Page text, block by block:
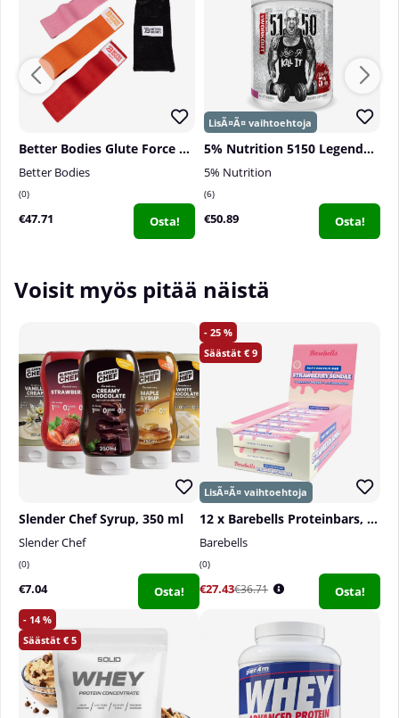
30 minuuttia ennen fyysistä aktiivisuutta.
Better Bodies Glute Force 3-Pack, multi combo
Better Bodies
0
€47.71 Osta!
5% Nutrition 5150 Legendary Series, 30 serv.
5% Nutrition
6
€50.89 Osta!
Voisit myös pitää näistä
Slender Chef Syrup, 350 ml
Slender Chef
0
€7.04 Osta!
25
9
12 x Barebells Proteinbars, 55 g
Barebells
0
€27.43€36.71 Osta!
14
5